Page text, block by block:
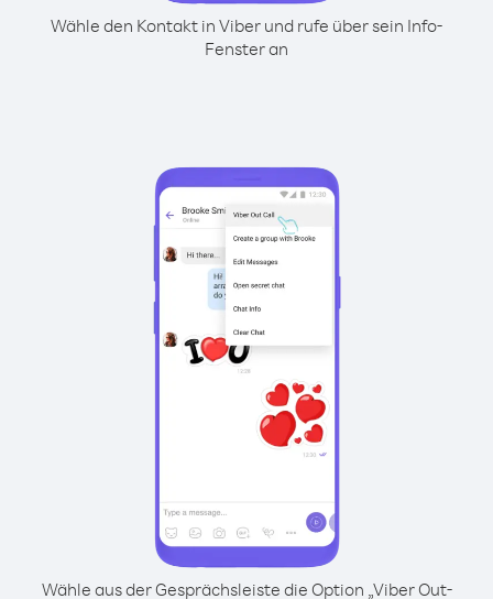
Wähle den Kontakt in Viber und rufe über sein Info-
Fenster an
Wähle aus der Gesprächsleiste die Option „Viber Out-